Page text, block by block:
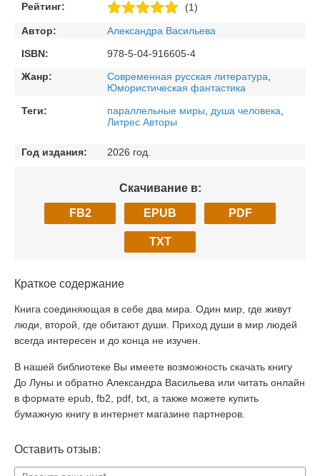
Рейтинг: (1)
Автор:
Александра Васильева
ISBN:
978-5-04-916605-4
Жанр:
Современная русская литература
Юмористическая фантастика
Теги:
параллельные миры душа человека
Литрес Авторы
Год издания: 2026 год.
Скачивание в:
FB2 EPUB PDF
TXT
Краткое содержание
Книга соединяющая в себе два мира. Один мир, где живут
люди, второй, где обитают души. Приход души в мир людей
всегда интересен и до конца не изучен.
В нашей библиотеке Вы имеете возможность скачать книгу
До Луны и обратно Александра Васильева или читать онлайн
в формате epub, fb2, pdf, txt, а также можете купить
бумажную книгу в интернет магазине партнеров.
Оставить отзыв: